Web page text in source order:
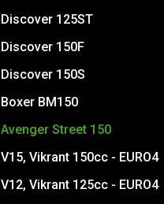
Discover 125ST
Discover 150F
Discover 150S
Boxer BM150
Avenger Street 150
V15, Vikrant 150cc - EURO4
V12, Vikrant 125cc - EURO4